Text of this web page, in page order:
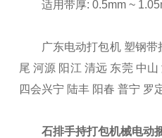
适用带厚: 0.5mm ~
广东电动打包机 塑钢带捆
尾 河源 阳江 清远 东莞 中
四会兴宁 陆丰 阳春 普宁 罗
石排手持打包机械电动